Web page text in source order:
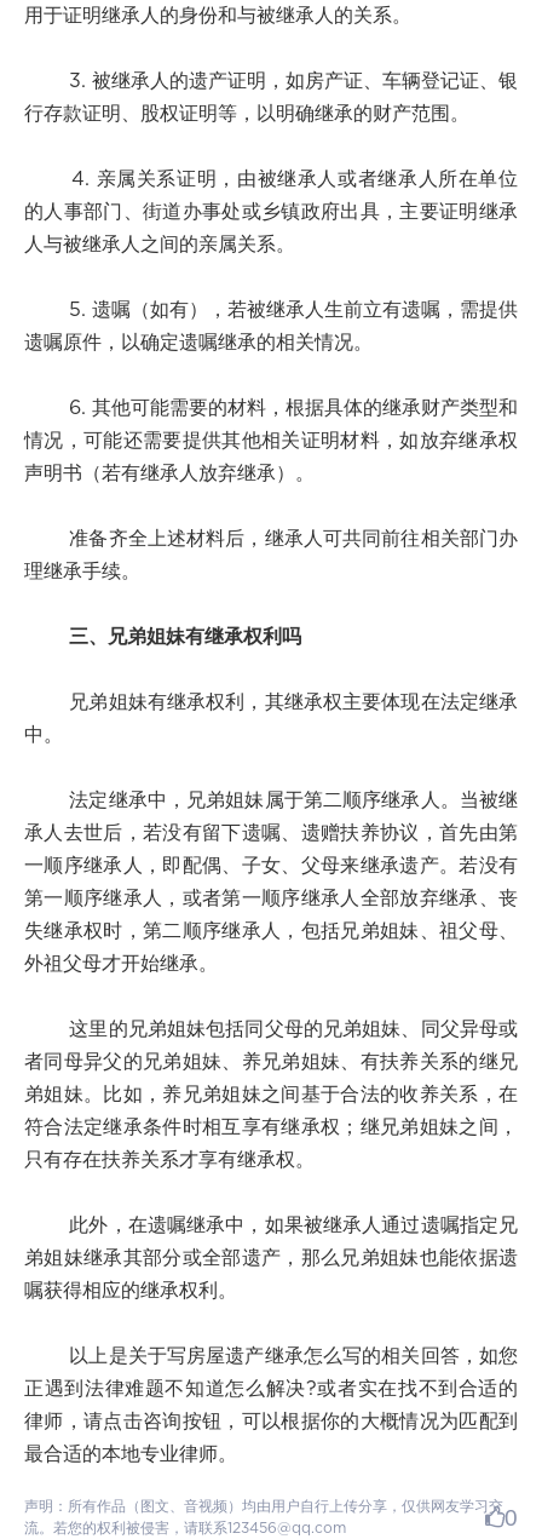
用于证明继承人的身份和与被继承人的关系。
3. 被继承人的遗产证明，如房产证、车辆登记证、银
行存款证明、股权证明等，以明确继承的财产范围。
4. 亲属关系证明，由被继承人或者继承人所在单位
的人事部门、街道办事处或乡镇政府出具，主要证明继承
人与被继承人之间的亲属关系。
5. 遗嘱（如有），若被继承人生前立有遗嘱，需提供
遗嘱原件，以确定遗嘱继承的相关情况。
6. 其他可能需要的材料，根据具体的继承财产类型和
情况，可能还需要提供其他相关证明材料，如放弃继承权
声明书（若有继承人放弃继承）。
准备齐全上述材料后，继承人可共同前往相关部门办
理继承手续。
三、兄弟姐妹有继承权利吗
兄弟姐妹有继承权利，其继承权主要体现在法定继承
中。
法定继承中，兄弟姐妹属于第二顺序继承人。当被继
承人去世后，若没有留下遗嘱、遗赠扶养协议，首先由第
一顺序继承人，即配偶、子女、父母来继承遗产。若没有
第一顺序继承人，或者第一顺序继承人全部放弃继承、丧
失继承权时，第二顺序继承人，包括兄弟姐妹、祖父母、
外祖父母才开始继承。
这里的兄弟姐妹包括同父母的兄弟姐妹、同父异母或
者同母异父的兄弟姐妹、养兄弟姐妹、有扶养关系的继兄
弟姐妹。比如，养兄弟姐妹之间基于合法的收养关系，在
符合法定继承条件时相互享有继承权；继兄弟姐妹之间，
只有存在扶养关系才享有继承权。
此外，在遗嘱继承中，如果被继承人通过遗嘱指定兄
弟姐妹继承其部分或全部遗产，那么兄弟姐妹也能依据遗
嘱获得相应的继承权利。
以上是关于写房屋遗产继承怎么写的相关回答，如您
正遇到法律难题不知道怎么解决?或者实在找不到合适的
律师，请点击咨询按钮，可以根据你的大概情况为匹配到
最合适的本地专业律师。
声明：所有作品（图文、音视频）均由用户自行上传分享，仅供网友学习交
流。若您的权利被侵害，请联系123456@qq.com
0